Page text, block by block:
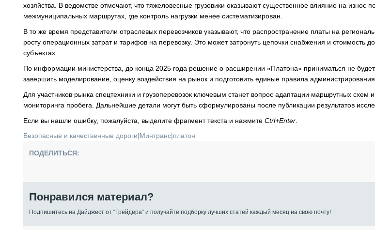
хозяйства. В ведомстве отмечают, что тяжеловесные грузовики оказывают существенное влияние на износ
межмуниципальных маршрутах, где контроль нагрузки менее систематизирован.
В то же время представители отраслевых перевозчиков указывают, что распространение платы на
росту операционных затрат и тарифов на перевозку. Это может затронуть цепочки снабжения и стоимость
субъектах.
По информации министерства, до конца 2025 года решение о расширении «Платона» приниматься не
завершить моделирование, оценку воздействия на рынок и подготовить единые правила администрирования.
Для участников рынка спецтехники и грузоперевозок ключевым станет вопрос адаптации маршрутных схем
мониторинга пробега. Дальнейшие детали могут быть сформулированы после публикации результатов
Если вы нашли ошибку, пожалуйста, выделите фрагмент текста и нажмите Ctrl+Enter
Безопасные и качественные дороги|Минтранс|платон
ПОДЕЛИТЬСЯ:
Понравился материал?
Подпишитесь на Дайджест от “Грейдера” и получайте подборку лучших статей каждый месяц на свою почту!